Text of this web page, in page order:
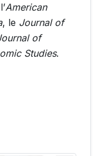
American
, le Journal of
of
Studies.